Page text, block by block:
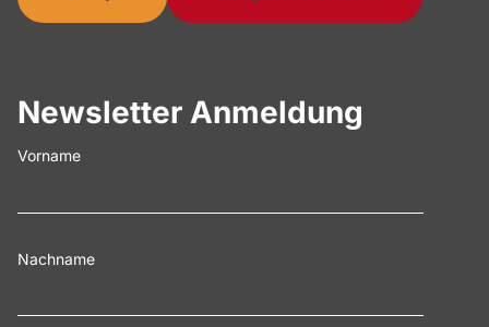
Newsletter Anmeldung
Vorname
Nachname